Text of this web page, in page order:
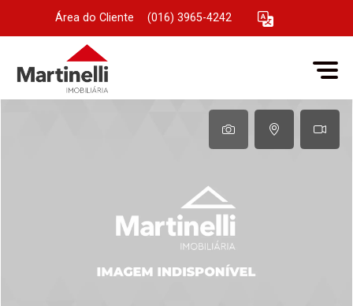
Área do Cliente (016) 3965-4242